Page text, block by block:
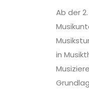
Ab der
in